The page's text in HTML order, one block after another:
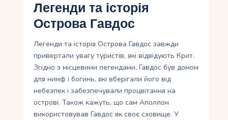
Легенди та історія
Острова Гавдос
Легенди та історія Острова Гавдос завжди
привертали увагу туристів, які відвідують Крит.
Згідно з місцевими легендами, Гавдос був домом
для нимф і богинь, які вберігали його від
небезпек і забезпечували процвітання на
острові. Також кажуть, що сам Аполлон
використовував Гавдос як своє сховище. У